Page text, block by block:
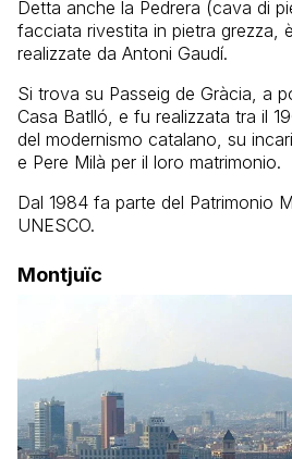
Detta anche la Pedrera (cava di
facciata rivestita in pietra grezza,
realizzate da Antoni Gaudí.
Si trova su Passeig de Gràcia, a
Casa Batlló, e fu realizzata tra il
del modernismo catalano, su
e Pere Milà per il loro matrimonio.
Dal 1984 fa parte del Patrimonio
UNESCO.
Montjuïc